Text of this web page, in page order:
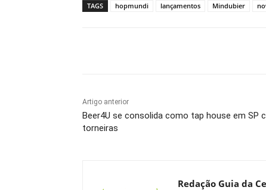
TAGS hopmundi lançamentos Mindubier
Artigo anterior
Beer4U se consolida como tap house em SP
torneiras
Redação Guia da